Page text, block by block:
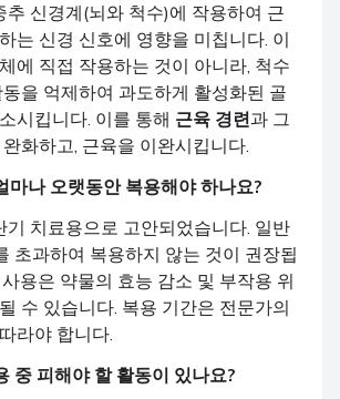
추 신경계(뇌와 척수)에 작용하여 근
는 신경 신호에 영향을 미칩니다. 이
에 직접 작용하는 것이 아니라, 척수
을 억제하여 과도하게 활성화된 골
시킵니다. 이를 통해 근육 경련과 그
화하고, 근육을 이완시킵니다.
마나 오랫동안 복용해야 하나요?
기 치료용으로 고안되었습니다. 일반
초과하여 복용하지 않는 것이 권장됩
용은 약물의 효능 감소 및 부작용 위
수 있습니다. 복용 기간은 전문가의
라야 합니다.
중 피해야 할 활동이 있나요?